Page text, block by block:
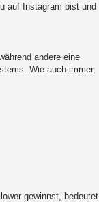
auf Instagram bist und
andere eine
Wie auch immer,
gewinnst, bedeutet